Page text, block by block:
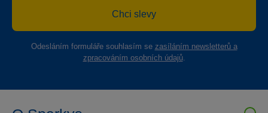
Chci slevy
Odesláním formuláře souhlasím se zasíláním newsletterů a
zpracováním osobních údajů.